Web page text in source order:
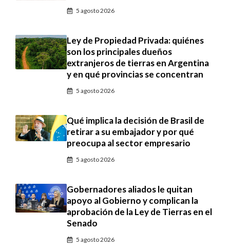
5 agosto 2026
Ley de Propiedad Privada: quiénes
son los principales dueños
extranjeros de tierras en Argentina
y en qué provincias se concentran
5 agosto 2026
Qué implica la decisión de Brasil de
retirar a su embajador y por qué
preocupa al sector empresario
5 agosto 2026
Gobernadores aliados le quitan
apoyo al Gobierno y complican la
aprobación de la Ley de Tierras en el
Senado
5 agosto 2026